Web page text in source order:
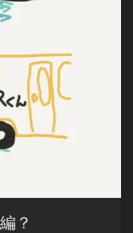
？